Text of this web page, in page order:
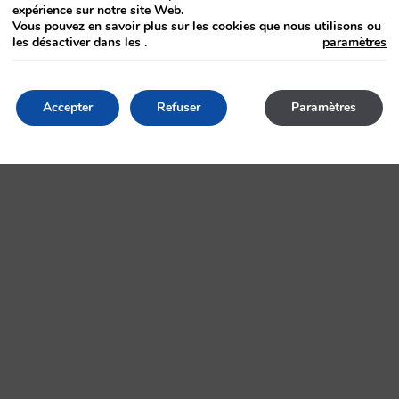
et Réalisation :
expérience sur notre site Web.
Vous pouvez en savoir plus sur les cookies que nous utilisons ou
les désactiver dans les
paramètres
.
Accepter Paramètres
Refuser